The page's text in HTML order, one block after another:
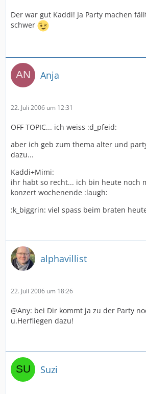
Der war gut Kaddi! Ja Party machen
schwer
Anja
22. Juli 2006 um 12:31
OFF TOPIC... ich weiss :d_pfeid:
aber ich geb zum thema alter und
dazu...
Kaddi+Mimi:
ihr habt so recht... ich bin heute noch
konzert wochenende :laugh:
:k_biggrin: viel spass beim braten
alphavillist
22. Juli 2006 um 18:26
@Any: bei Dir kommt ja zu der Party
u.Herfliegen dazu!
Suzi